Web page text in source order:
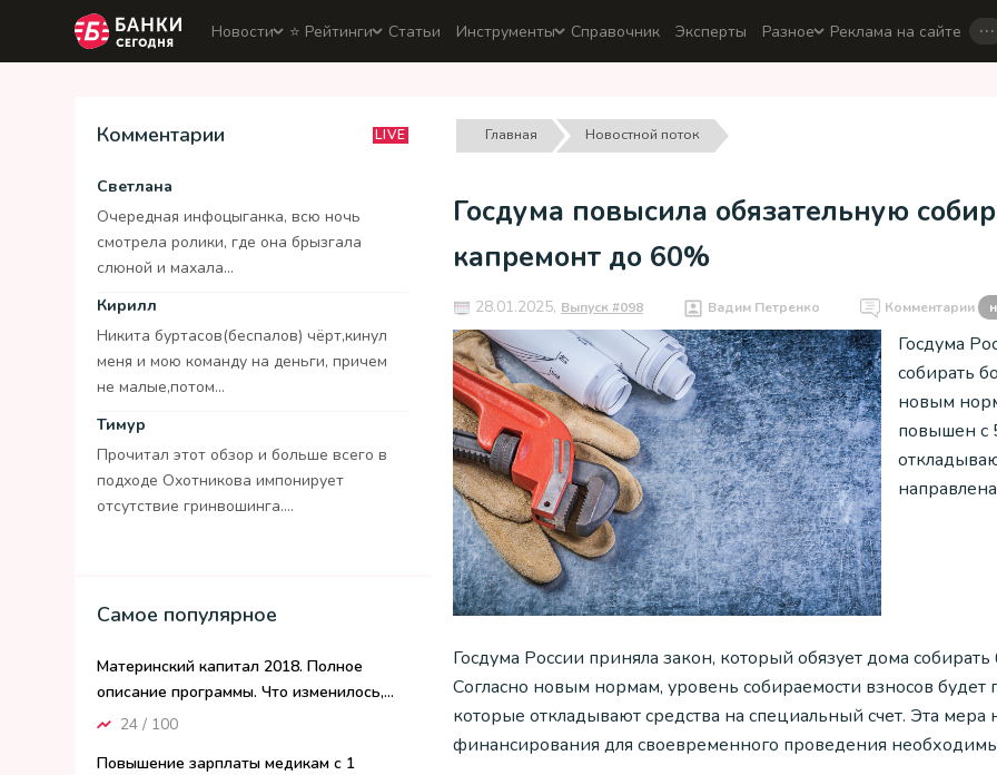
Новости ⭐️ Рейтинги Статьи Инструменты Справочник Эксперты Разное Реклама на сайте …
Комментарии LIVE
Светлана
Очередная инфоцыганка, всю ночь
смотрела ролики, где она брызгала
слюной и махала...
Кирилл
Никита буртасов(беспалов) чёрт,кинул
меня и мою команду на деньги, причем
не малые,потом...
Тимур
Прочитал этот обзор и больше всего в
подходе Охотникова импонирует
отсутствие гринвошинга....
Самое популярное
Материнский капитал 2018. Полное
описание программы. Что изменилось,...
24 / 100
Повышение зарплаты медикам с 1
Главная Новостной поток
Госдума повысила обязательную
капремонт до 60%
28.01.2025, Выпуск #098 Вадим Петренко Комментарии
Госдума
собирать
новым
повышен с
Госдума России приняла закон, который обязует дома
Согласно новым нормам, уровень собираемости взносов
которые откладывают средства на специальный счет. Эта мера
финансирования для своевременного проведения